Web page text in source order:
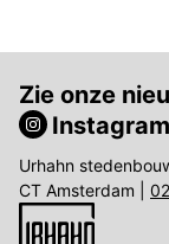
Zie onze
Instagram
Urhahn
CT Amsterdam |